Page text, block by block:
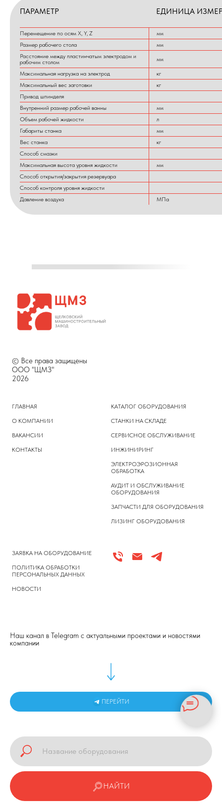
ПАРАМЕТР ЕДИНИЦА
Перемещение по осям X, Y, Z
мм
Размер рабочего стола
мм
Расстояние между пластинчатым электродом и
рабочим столом
мм
Максимальная нагрузка на электрод
кг
Максимальный вес заготовки
кг
Привод шпинделя
Внутренний размер рабочей ванны
мм
Объем рабочей жидкости
л
Габариты станка
мм
Вес станка
кг
Способ смазки
Максимальная высота уровня жидкости
мм
Способ открытия/закрытия резервуара
Способ контроля уровня жидкости
Давление воздуха
МПа
© Все права защищены
ООО "ЩМЗ"
2026
ГЛАВНАЯ
О КОМПАНИИ
ВАКАНСИИ
КОНТАКТЫ
КАТАЛОГ ОБОРУДОВАНИЯ
СТАНКИ НА СКЛАДЕ
СЕРВИСНОЕ ОБСЛУЖИВАНИЕ
ИНЖИНИРИНГ
ЭЛЕКТРОЭРОЗИОННАЯ
ОБРАБОТКА
АУДИТ И ОБСЛУЖИВАНИЕ
ОБОРУДОВАНИЯ
ЗАПЧАСТИ ДЛЯ ОБОРУДОВАНИЯ
ЛИЗИНГ ОБОРУДОВАНИЯ
ЗАЯВКА НА ОБОРУДОВАНИЕ
ПОЛИТИКА ОБРАБОТКИ
ПЕРСОНАЛЬНЫХ ДАННЫХ
НОВОСТИ
Наш канал в Telegram с актуальными проектами и новостями
компании
ПЕРЕЙТИ
НАЙТИ